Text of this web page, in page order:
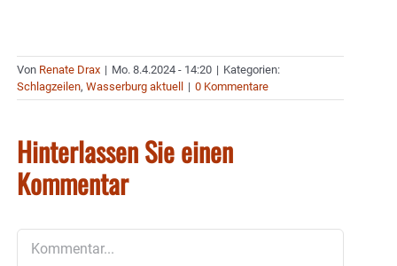
Von Renate Drax | Mo. 8.4.2024 - 14:20 | Kategorien:
Schlagzeilen, Wasserburg aktuell | 0 Kommentare
Hinterlassen Sie einen
Kommentar